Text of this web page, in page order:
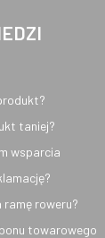
taniej?
wsparcia
ramę roweru?
towarowego